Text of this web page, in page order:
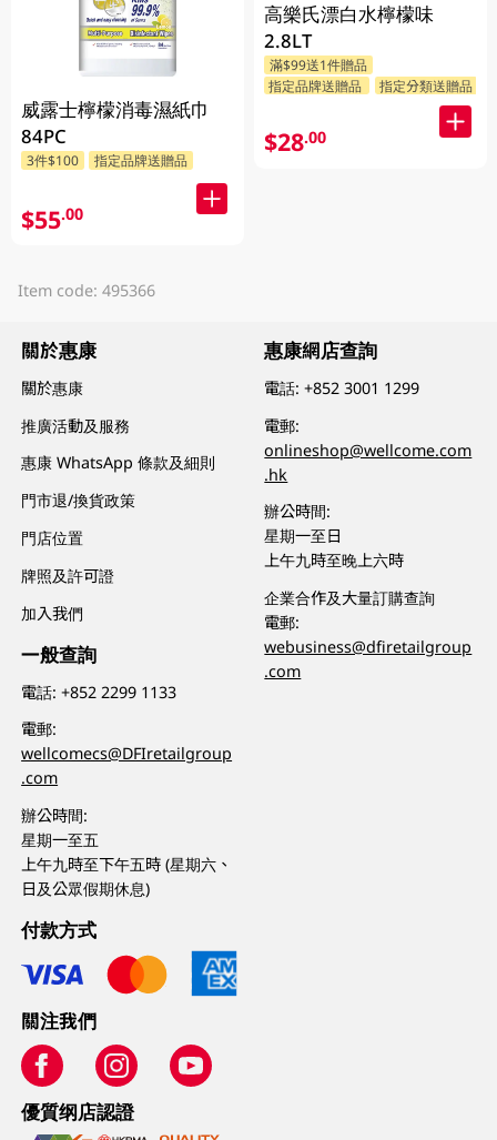
威露士檸檬消毒濕紙巾
84PC
3件$100 指定品牌送贈品
$55.00
高樂氏漂白水檸檬味
2.8LT
滿$99送1件贈品
指定品牌送贈品
指定分類送贈品
$28.00
Item code: 495366
關於惠康
關於惠康
推廣活動及服務
惠康 WhatsApp 條款及細則
門市退/換貨政策
門店位置
牌照及許可證
加入我們
一般查詢
電話:+852 2299 1133
電郵:
wellcomecs@DFIretailgroup
.com
辦公時間:
星期一至五
上午九時至下午五時 (星期六、
日及公眾假期休息)
惠康網店查詢
電話:+852 3001 1299
電郵:
onlineshop@wellcome.com
.hk
辦公時間:
星期一至日
上午九時至晚上六時
企業合作及大量訂購查詢
電郵:
webusiness@dfiretailgroup
.com
付款方式
關注我們
優質纲店認證